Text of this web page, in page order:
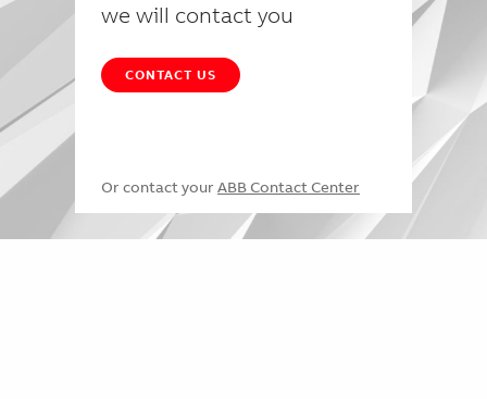
we will contact you
CONTACT US
Or contact your ABB Contact Center